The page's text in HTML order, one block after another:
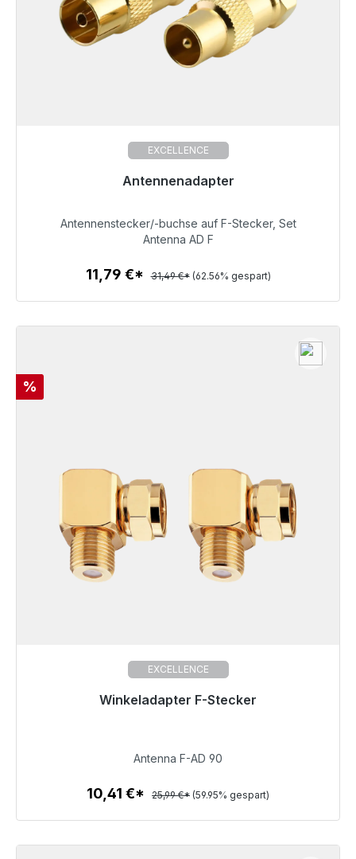
EXCELLENCE
Antennenadapter
Sofort versandfertig, Lieferzeit 48h*
11,79 €
Zum Artikel
Antennenstecker/-buchse auf F-Stecker, Set
Antenna AD F
11,79 €* 31,49 €* (62.56% gespart)
Rabatt
%
EXCELLENCE
Winkeladapter F-Stecker
Sofort versandfertig, Lieferzeit 48h*
Zum Artikel
Antenna F-AD 90
10,41 €* 25,99 €* (59.95% gespart)